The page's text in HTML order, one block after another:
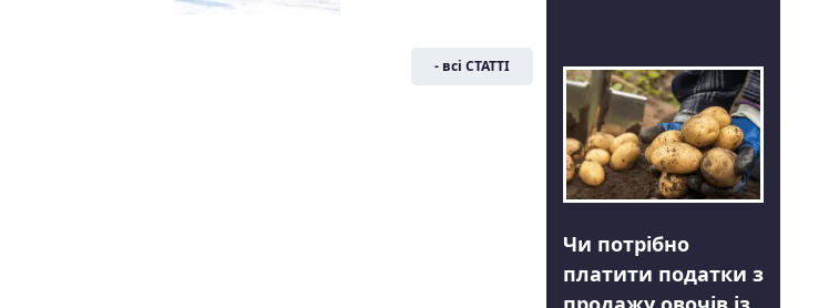
- всі СТАТТІ
Чи потрібно
платити податки з